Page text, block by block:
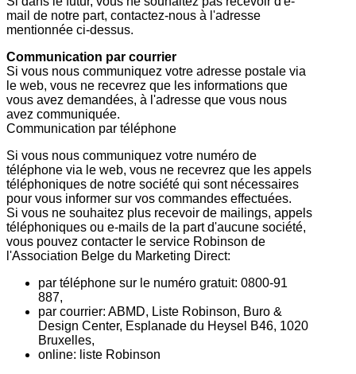
mail de notre part, contactez-nous à l'adresse
mentionnée ci-dessus.
Communication par courrier
Si vous nous communiquez votre adresse postale via
le web, vous ne recevrez que les informations que
vous avez demandées, à l'adresse que vous nous
avez communiquée.
Communication par téléphone
Si vous nous communiquez votre numéro de
téléphone via le web, vous ne recevrez que les appels
téléphoniques de notre société qui sont nécessaires
pour vous informer sur vos commandes effectuées.
Si vous ne souhaitez plus recevoir de mailings, appels
téléphoniques ou e-mails de la part d'aucune société,
vous pouvez contacter le service Robinson de
l'Association Belge du Marketing Direct:
par téléphone sur le numéro gratuit: 0800-91
887,
par courrier: ABMD, Liste Robinson, Buro &
Design Center, Esplanade du Heysel B46, 1020
Bruxelles,
online: liste Robinson